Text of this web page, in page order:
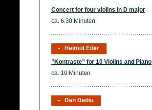
Concert for four violins in D major
ca. 6.30 Minuten
Helmut Eder
"Kontraste" for 10 Violins and Piano
ca. 10 Minuten
Dan Dediu